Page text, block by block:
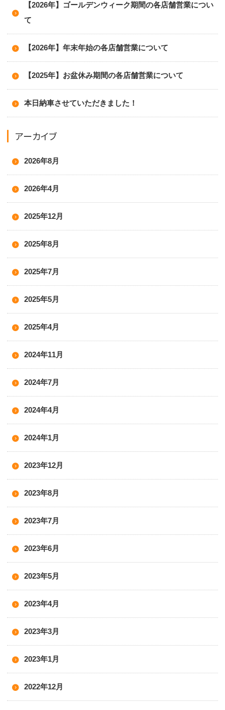
【2026年】ゴールデンウィーク期間の各店舗営業につい
て
【2026年】年末年始の各店舗営業について
【2025年】お盆休み期間の各店舗営業について
本日納車させていただきました！
アーカイブ
2026年8月
2026年4月
2025年12月
2025年8月
2025年7月
2025年5月
2025年4月
2024年11月
2024年7月
2024年4月
2024年1月
2023年12月
2023年8月
2023年7月
2023年6月
2023年5月
2023年4月
2023年3月
2023年1月
2022年12月